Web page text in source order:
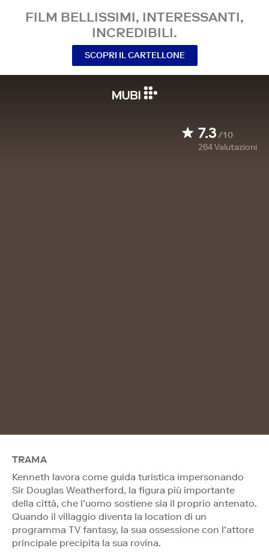
FILM BELLISSIMI, INTERESSANTI,
INCREDIBILI.
SCOPRI IL CARTELLONE
7.3/10
264Valutazioni
TRAMA
Kenneth lavora come guida turistica impersonando
Sir Douglas Weatherford, la figura più importante
della città, che l’uomo sostiene sia il proprio antenato.
Quando il villaggio diventa la location di un
programma TV fantasy, la sua ossessione con l’attore
principale precipita la sua rovina.